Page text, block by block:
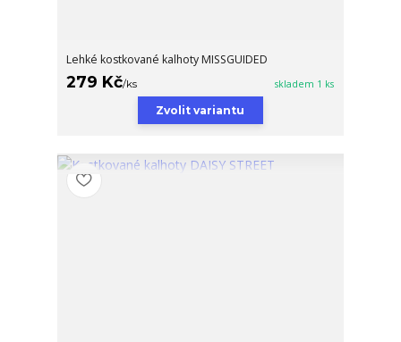
Lehké kostkované kalhoty MISSGUIDED
279 Kč/ks skladem 1 ks
Zvolit variantu